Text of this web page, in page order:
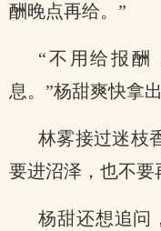
酬晚点再给。”
“不用给报酬
息。”杨甜爽快拿
林雾接过迷枝
要进沼泽，也不要
杨甜还想追问